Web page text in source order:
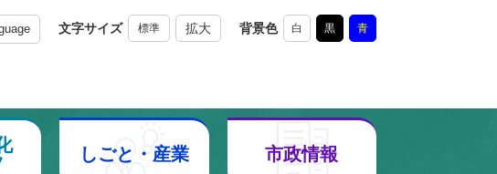
文字サイズ 標準 拡大 背景色 白 黒 青
しごと・産業 市政情報